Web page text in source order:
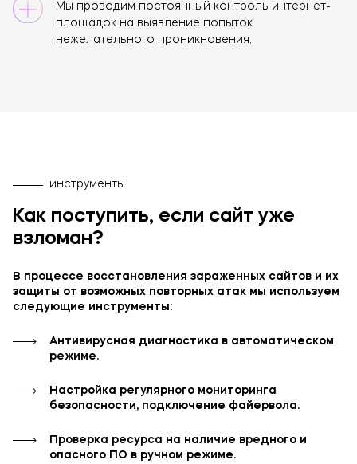
Мы проводим постоянный контроль интернет-
площадок на выявление попыток
нежелательного проникновения.
инструменты
Как поступить, если сайт уже
взломан?
В процессе восстановления зараженных сайтов и их
защиты от возможных повторных атак мы используем
следующие инструменты:
Антивирусная диагностика в автоматическом
режиме.
Настройка регулярного мониторинга
безопасности, подключение файервола.
Проверка ресурса на наличие вредного и
опасного ПО в ручном режиме.